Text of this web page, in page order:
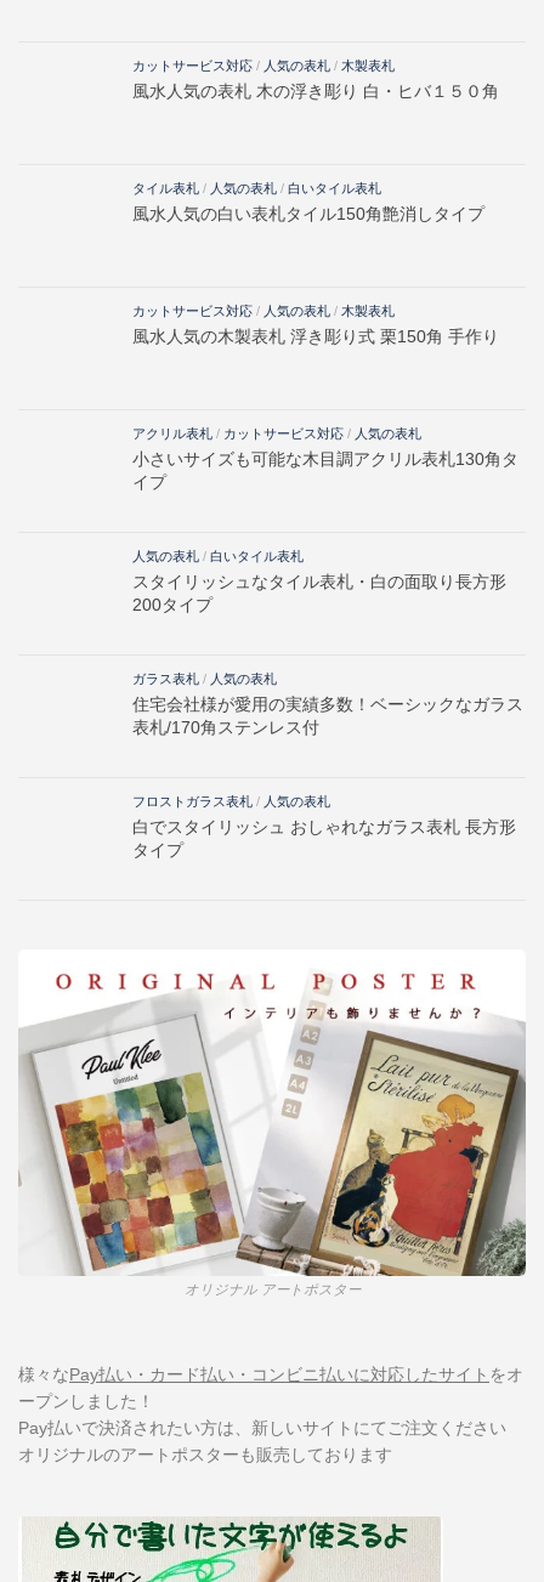
カットサービス対応 / 人気の表札 / 木製表札
風水人気の表札 木の浮き彫り 白・ヒバ１５０角
タイル表札 / 人気の表札 / 白いタイル表札
風水人気の白い表札タイル150角艶消しタイプ
カットサービス対応 / 人気の表札 / 木製表札
風水人気の木製表札 浮き彫り式 栗150角 手作り
アクリル表札 / カットサービス対応 / 人気の表札
小さいサイズも可能な木目調アクリル表札130角タ
イプ
人気の表札 / 白いタイル表札
スタイリッシュなタイル表札・白の面取り長方形
200タイプ
ガラス表札 / 人気の表札
住宅会社様が愛用の実績多数！ベーシックなガラス
表札/170角ステンレス付
フロストガラス表札 / 人気の表札
白でスタイリッシュ おしゃれなガラス表札 長方形
タイプ
オリジナル アートポスター
様々なPay払い・カード払い・コンビニ払いに対応したサイト をオ
ープンしました！
Pay払いで決済されたい方は、新しいサイトにてご注文ください
オリジナルのアートポスターも販売しております